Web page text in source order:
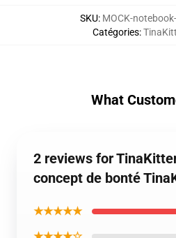
SKU: MOCK-
Catégories:
What
2 reviews for
concept de bonté
★★★★★